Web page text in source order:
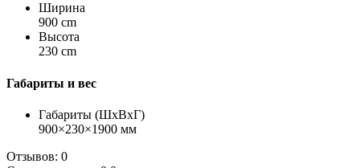
Ширина
900 cm
Высота
230 cm
Габариты и вес
Габариты (ШхВхГ)
900×230×1900 мм
Отзывов: 0